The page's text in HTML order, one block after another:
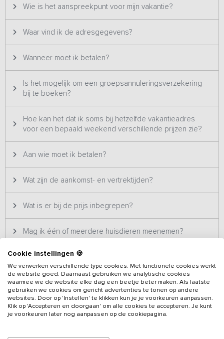
Wie is het aanspreekpunt voor mijn vakantie?
Waar vind ik de adresgegevens?
Wanneer moet ik betalen?
Is het mogelijk om een groepsannuleringsverzekering
bij te boeken?
Hoe kan het dat ik soms bij hetzelfde vakantieadres
voor een bepaald weekend verschillende prijzen zie?
Aan wie moet ik betalen?
Wat zijn de aankomst- en vertrektijden?
Wat is er bij de prijs inbegrepen?
Mag ik één of meerdere huisdieren meenemen?
Moet ik een waarborg betalen en wanneer krijg ik de
waarborg terug?
Worden alle vakantieadressen door jullie bezocht?
De positie en werkwijze van Vakantieadressen.nl
Cookie instellingen 🍪
We verwerken verschillende type cookies. Met functionele cookies werkt
de website goed. Daarnaast gebruiken we analytische cookies
waarmee we de website elke dag een beetje beter maken. Als laatste
gebruiken we cookies om gericht advertenties te tonen op andere
websites. Door op 'Instellen' te klikken kun je je voorkeuren aanpassen.
Klik op 'Accepteren en doorgaan' om alle cookies te accepteren. Je kunt
je voorkeuren later nog aanpassen op de cookiepagina.